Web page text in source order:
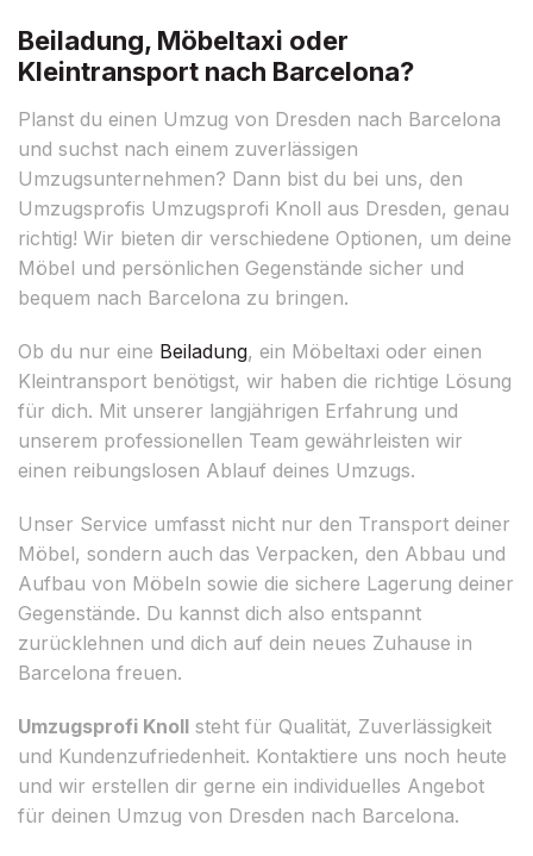
Beiladung, Möbeltaxi oder
Kleintransport nach Barcelona?
Planst du einen Umzug von Dresden nach Barcelona
und suchst nach einem zuverlässigen
Umzugsunternehmen? Dann bist du bei uns, den
Umzugsprofis Umzugsprofi Knoll aus Dresden, genau
richtig! Wir bieten dir verschiedene Optionen, um deine
Möbel und persönlichen Gegenstände sicher und
bequem nach Barcelona zu bringen.
Ob du nur eine Beiladung, ein Möbeltaxi oder einen
Kleintransport benötigst, wir haben die richtige Lösung
für dich. Mit unserer langjährigen Erfahrung und
unserem professionellen Team gewährleisten wir
einen reibungslosen Ablauf deines Umzugs.
Unser Service umfasst nicht nur den Transport deiner
Möbel, sondern auch das Verpacken, den Abbau und
Aufbau von Möbeln sowie die sichere Lagerung deiner
Gegenstände. Du kannst dich also entspannt
zurücklehnen und dich auf dein neues Zuhause in
Barcelona freuen.
Umzugsprofi Knoll steht für Qualität, Zuverlässigkeit
und Kundenzufriedenheit. Kontaktiere uns noch heute
und wir erstellen dir gerne ein individuelles Angebot
für deinen Umzug von Dresden nach Barcelona.